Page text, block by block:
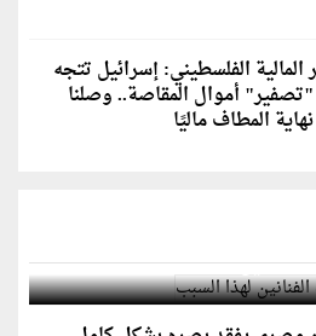
المالية الفلسطيني: إسرائيل تتجه
أموال المقاصة.. وصلنا
المطاف ماليًا
الفنانين لهذا السبب